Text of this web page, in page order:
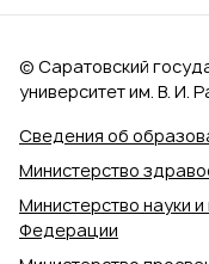
Сведения об
Министерство
Министерство науки
Федерации
© Саратовский
университет им. В. И.